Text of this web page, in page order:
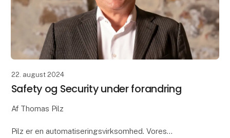
22. august 2024
Safety og Security under forandring
Af Thomas Pilz
Pilz er en automatiseringsvirksomhed. Vores